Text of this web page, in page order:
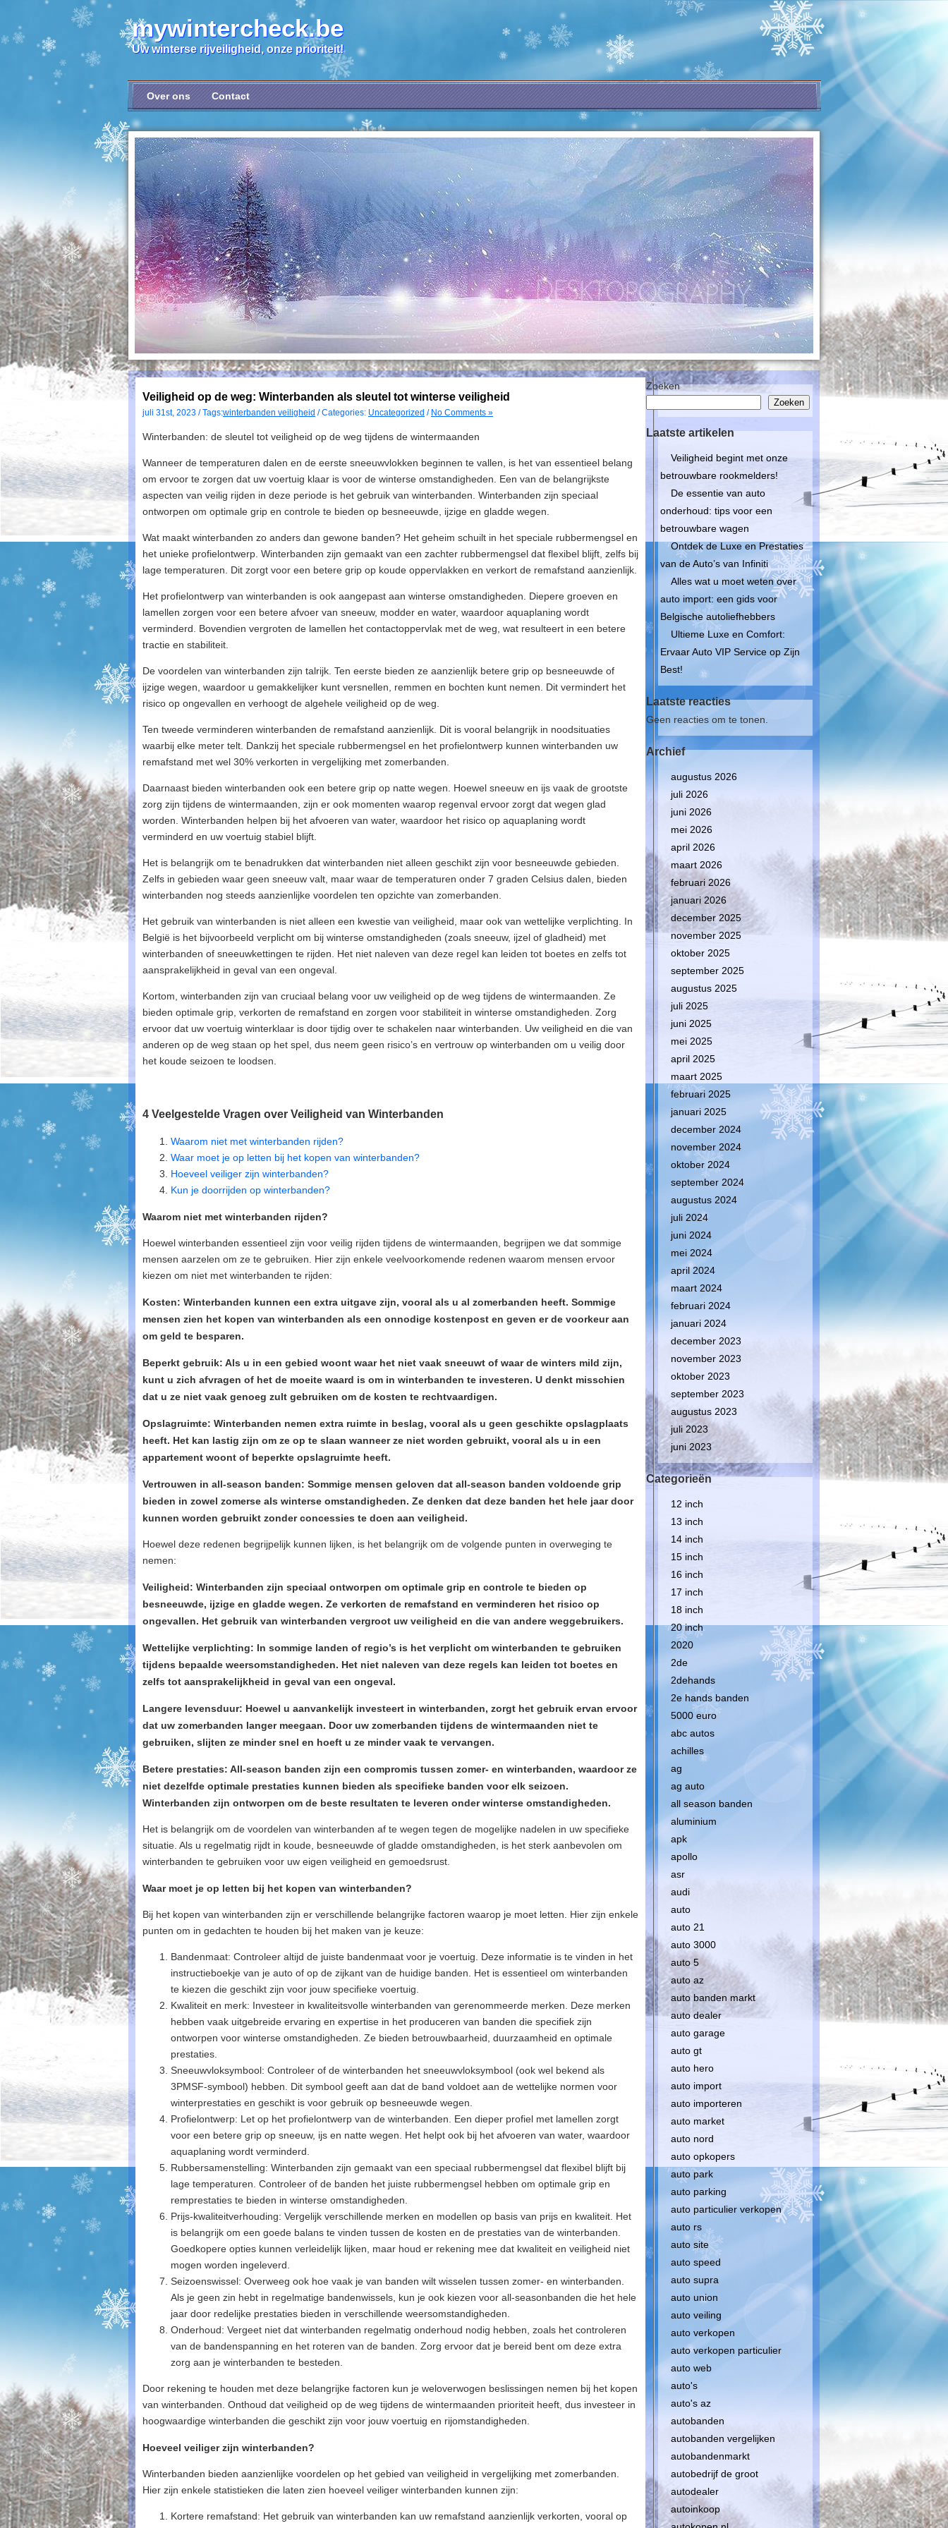
mywintercheck.be
Uw winterse rijveiligheid, onze prioriteit!
Over ons Contact
Veiligheid op de weg: Winterbanden als sleutel tot winterse veiligheid
juli 31st, 2023 / Tags:winterbanden veiligheid / Categories: Uncategorized / No Comments »
Winterbanden: de sleutel tot veiligheid op de weg tijdens de wintermaanden
Wanneer de temperaturen dalen en de eerste sneeuwvlokken beginnen te vallen, is het van essentieel belang
om ervoor te zorgen dat uw voertuig klaar is voor de winterse omstandigheden. Een van de belangrijkste
aspecten van veilig rijden in deze periode is het gebruik van winterbanden. Winterbanden zijn speciaal
ontworpen om optimale grip en controle te bieden op besneeuwde, ijzige en gladde wegen.
Wat maakt winterbanden zo anders dan gewone banden? Het geheim schuilt in het speciale rubbermengsel en
het unieke profielontwerp. Winterbanden zijn gemaakt van een zachter rubbermengsel dat flexibel blijft, zelfs bij
lage temperaturen. Dit zorgt voor een betere grip op koude oppervlakken en verkort de remafstand aanzienlijk.
Het profielontwerp van winterbanden is ook aangepast aan winterse omstandigheden. Diepere groeven en
lamellen zorgen voor een betere afvoer van sneeuw, modder en water, waardoor aquaplaning wordt
verminderd. Bovendien vergroten de lamellen het contactoppervlak met de weg, wat resulteert in een betere
tractie en stabiliteit.
De voordelen van winterbanden zijn talrijk. Ten eerste bieden ze aanzienlijk betere grip op besneeuwde of
ijzige wegen, waardoor u gemakkelijker kunt versnellen, remmen en bochten kunt nemen. Dit vermindert het
risico op ongevallen en verhoogt de algehele veiligheid op de weg.
Ten tweede verminderen winterbanden de remafstand aanzienlijk. Dit is vooral belangrijk in noodsituaties
waarbij elke meter telt. Dankzij het speciale rubbermengsel en het profielontwerp kunnen winterbanden uw
remafstand met wel 30% verkorten in vergelijking met zomerbanden.
Daarnaast bieden winterbanden ook een betere grip op natte wegen. Hoewel sneeuw en ijs vaak de grootste
zorg zijn tijdens de wintermaanden, zijn er ook momenten waarop regenval ervoor zorgt dat wegen glad
worden. Winterbanden helpen bij het afvoeren van water, waardoor het risico op aquaplaning wordt
verminderd en uw voertuig stabiel blijft.
Het is belangrijk om te benadrukken dat winterbanden niet alleen geschikt zijn voor besneeuwde gebieden.
Zelfs in gebieden waar geen sneeuw valt, maar waar de temperaturen onder 7 graden Celsius dalen, bieden
winterbanden nog steeds aanzienlijke voordelen ten opzichte van zomerbanden.
Het gebruik van winterbanden is niet alleen een kwestie van veiligheid, maar ook van wettelijke verplichting. In
België is het bijvoorbeeld verplicht om bij winterse omstandigheden (zoals sneeuw, ijzel of gladheid) met
winterbanden of sneeuwkettingen te rijden. Het niet naleven van deze regel kan leiden tot boetes en zelfs tot
aansprakelijkheid in geval van een ongeval.
Kortom, winterbanden zijn van cruciaal belang voor uw veiligheid op de weg tijdens de wintermaanden. Ze
bieden optimale grip, verkorten de remafstand en zorgen voor stabiliteit in winterse omstandigheden. Zorg
ervoor dat uw voertuig winterklaar is door tijdig over te schakelen naar winterbanden. Uw veiligheid en die van
anderen op de weg staan op het spel, dus neem geen risico’s en vertrouw op winterbanden om u veilig door
het koude seizoen te loodsen.
4 Veelgestelde Vragen over Veiligheid van Winterbanden
Waarom niet met winterbanden rijden?
Waar moet je op letten bij het kopen van winterbanden?
Hoeveel veiliger zijn winterbanden?
Kun je doorrijden op winterbanden?
Waarom niet met winterbanden rijden?
Hoewel winterbanden essentieel zijn voor veilig rijden tijdens de wintermaanden, begrijpen we dat sommige
mensen aarzelen om ze te gebruiken. Hier zijn enkele veelvoorkomende redenen waarom mensen ervoor
kiezen om niet met winterbanden te rijden:
Kosten: Winterbanden kunnen een extra uitgave zijn, vooral als u al zomerbanden heeft. Sommige
mensen zien het kopen van winterbanden als een onnodige kostenpost en geven er de voorkeur aan
om geld te besparen.
Beperkt gebruik: Als u in een gebied woont waar het niet vaak sneeuwt of waar de winters mild zijn,
kunt u zich afvragen of het de moeite waard is om in winterbanden te investeren. U denkt misschien
dat u ze niet vaak genoeg zult gebruiken om de kosten te rechtvaardigen.
Opslagruimte: Winterbanden nemen extra ruimte in beslag, vooral als u geen geschikte opslagplaats
heeft. Het kan lastig zijn om ze op te slaan wanneer ze niet worden gebruikt, vooral als u in een
appartement woont of beperkte opslagruimte heeft.
Vertrouwen in all-season banden: Sommige mensen geloven dat all-season banden voldoende grip
bieden in zowel zomerse als winterse omstandigheden. Ze denken dat deze banden het hele jaar door
kunnen worden gebruikt zonder concessies te doen aan veiligheid.
Hoewel deze redenen begrijpelijk kunnen lijken, is het belangrijk om de volgende punten in overweging te
nemen:
Veiligheid: Winterbanden zijn speciaal ontworpen om optimale grip en controle te bieden op
besneeuwde, ijzige en gladde wegen. Ze verkorten de remafstand en verminderen het risico op
ongevallen. Het gebruik van winterbanden vergroot uw veiligheid en die van andere weggebruikers.
Wettelijke verplichting: In sommige landen of regio’s is het verplicht om winterbanden te gebruiken
tijdens bepaalde weersomstandigheden. Het niet naleven van deze regels kan leiden tot boetes en
zelfs tot aansprakelijkheid in geval van een ongeval.
Langere levensduur: Hoewel u aanvankelijk investeert in winterbanden, zorgt het gebruik ervan ervoor
dat uw zomerbanden langer meegaan. Door uw zomerbanden tijdens de wintermaanden niet te
gebruiken, slijten ze minder snel en hoeft u ze minder vaak te vervangen.
Betere prestaties: All-season banden zijn een compromis tussen zomer- en winterbanden, waardoor ze
niet dezelfde optimale prestaties kunnen bieden als specifieke banden voor elk seizoen.
Winterbanden zijn ontworpen om de beste resultaten te leveren onder winterse omstandigheden.
Het is belangrijk om de voordelen van winterbanden af te wegen tegen de mogelijke nadelen in uw specifieke
situatie. Als u regelmatig rijdt in koude, besneeuwde of gladde omstandigheden, is het sterk aanbevolen om
winterbanden te gebruiken voor uw eigen veiligheid en gemoedsrust.
Waar moet je op letten bij het kopen van winterbanden?
Bij het kopen van winterbanden zijn er verschillende belangrijke factoren waarop je moet letten. Hier zijn enkele
punten om in gedachten te houden bij het maken van je keuze:
Bandenmaat: Controleer altijd de juiste bandenmaat voor je voertuig. Deze informatie is te vinden in het
instructieboekje van je auto of op de zijkant van de huidige banden. Het is essentieel om winterbanden
te kiezen die geschikt zijn voor jouw specifieke voertuig.
Kwaliteit en merk: Investeer in kwaliteitsvolle winterbanden van gerenommeerde merken. Deze merken
hebben vaak uitgebreide ervaring en expertise in het produceren van banden die specifiek zijn
ontworpen voor winterse omstandigheden. Ze bieden betrouwbaarheid, duurzaamheid en optimale
prestaties.
Sneeuwvloksymbool: Controleer of de winterbanden het sneeuwvloksymbool (ook wel bekend als
3PMSF-symbool) hebben. Dit symbool geeft aan dat de band voldoet aan de wettelijke normen voor
winterprestaties en geschikt is voor gebruik op besneeuwde wegen.
Profielontwerp: Let op het profielontwerp van de winterbanden. Een dieper profiel met lamellen zorgt
voor een betere grip op sneeuw, ijs en natte wegen. Het helpt ook bij het afvoeren van water, waardoor
aquaplaning wordt verminderd.
Rubbersamenstelling: Winterbanden zijn gemaakt van een speciaal rubbermengsel dat flexibel blijft bij
lage temperaturen. Controleer of de banden het juiste rubbermengsel hebben om optimale grip en
remprestaties te bieden in winterse omstandigheden.
Prijs-kwaliteitverhouding: Vergelijk verschillende merken en modellen op basis van prijs en kwaliteit. Het
is belangrijk om een goede balans te vinden tussen de kosten en de prestaties van de winterbanden.
Goedkopere opties kunnen verleidelijk lijken, maar houd er rekening mee dat kwaliteit en veiligheid niet
mogen worden ingeleverd.
Seizoenswissel: Overweeg ook hoe vaak je van banden wilt wisselen tussen zomer- en winterbanden.
Als je geen zin hebt in regelmatige bandenwissels, kun je ook kiezen voor all-seasonbanden die het hele
jaar door redelijke prestaties bieden in verschillende weersomstandigheden.
Onderhoud: Vergeet niet dat winterbanden regelmatig onderhoud nodig hebben, zoals het controleren
van de bandenspanning en het roteren van de banden. Zorg ervoor dat je bereid bent om deze extra
zorg aan je winterbanden te besteden.
Door rekening te houden met deze belangrijke factoren kun je weloverwogen beslissingen nemen bij het kopen
van winterbanden. Onthoud dat veiligheid op de weg tijdens de wintermaanden prioriteit heeft, dus investeer in
hoogwaardige winterbanden die geschikt zijn voor jouw voertuig en rijomstandigheden.
Hoeveel veiliger zijn winterbanden?
Winterbanden bieden aanzienlijke voordelen op het gebied van veiligheid in vergelijking met zomerbanden.
Hier zijn enkele statistieken die laten zien hoeveel veiliger winterbanden kunnen zijn:
Kortere remafstand: Het gebruik van winterbanden kan uw remafstand aanzienlijk verkorten, vooral op
Zoeken
Zoeken
Laatste artikelen
Veiligheid begint met onze
betrouwbare rookmelders!
De essentie van auto
onderhoud: tips voor een
betrouwbare wagen
Ontdek de Luxe en Prestaties
van de Auto’s van Infiniti
Alles wat u moet weten over
auto import: een gids voor
Belgische autoliefhebbers
Ultieme Luxe en Comfort:
Ervaar Auto VIP Service op Zijn
Best!
Laatste reacties
Geen reacties om te tonen.
Archief
augustus 2026
juli 2026
juni 2026
mei 2026
april 2026
maart 2026
februari 2026
januari 2026
december 2025
november 2025
oktober 2025
september 2025
augustus 2025
juli 2025
juni 2025
mei 2025
april 2025
maart 2025
februari 2025
januari 2025
december 2024
november 2024
oktober 2024
september 2024
augustus 2024
juli 2024
juni 2024
mei 2024
april 2024
maart 2024
februari 2024
januari 2024
december 2023
november 2023
oktober 2023
september 2023
augustus 2023
juli 2023
juni 2023
Categorieën
12 inch
13 inch
14 inch
15 inch
16 inch
17 inch
18 inch
20 inch
2020
2de
2dehands
2e hands banden
5000 euro
abc autos
achilles
ag
ag auto
all season banden
aluminium
apk
apollo
asr
audi
auto
auto 21
auto 3000
auto 5
auto az
auto banden markt
auto dealer
auto garage
auto gt
auto hero
auto import
auto importeren
auto market
auto nord
auto opkopers
auto park
auto parking
auto particulier verkopen
auto rs
auto site
auto speed
auto supra
auto union
auto veiling
auto verkopen
auto verkopen particulier
auto web
auto's
auto's az
autobanden
autobanden vergelijken
autobandenmarkt
autobedrijf de groot
autodealer
autoinkoop